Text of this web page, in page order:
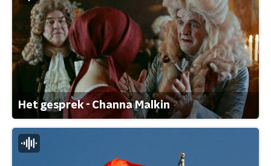
Het gesprek - Channa Malkin